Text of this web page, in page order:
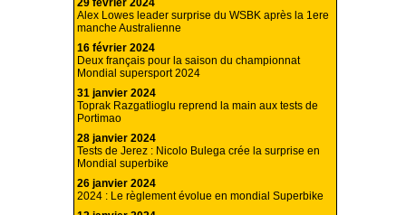
29 février 2024
Alex Lowes leader surprise du WSBK après la 1ere
manche Australienne
16 février 2024
Deux français pour la saison du championnat
Mondial supersport 2024
31 janvier 2024
Toprak Razgatlioglu reprend la main aux tests de
Portimao
28 janvier 2024
Tests de Jerez : Nicolo Bulega crée la surprise en
Mondial superbike
26 janvier 2024
2024 : Le règlement évolue en mondial Superbike